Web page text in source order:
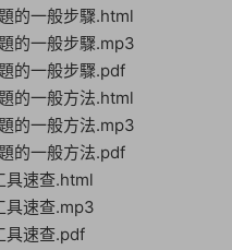
的一般步驟.html
的一般步驟.mp3
的一般步驟.pdf
的一般方法.html
的一般方法.mp3
的一般方法.pdf
具速查.html
具速查.mp3
具速查.pdf